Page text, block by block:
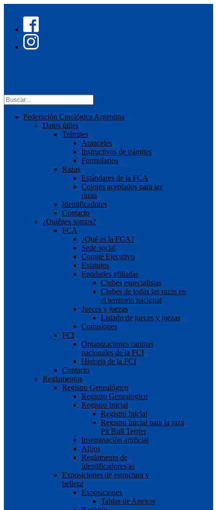
Federación Cinológica Argentina
Datos útiles
Trámites
Aranceles
Instructivos de trámites
Formularios
Razas
Estándares de la FCA
Colores aceptados para las
razas
Identificadores
Contacto
¿Quiénes somos?
FCA
¿Qué es la FCA?
Sede social
Comité Ejecutivo
Estatutos
Entidades afiliadas
Clubes especialistas
Clubes de todas las razas en
el territorio nacional
Jueces y juezas
Listado de jueces y juezas
Comisiones
FCI
Organizaciones caninas
nacionales de la FCI
Historia de la FCI
Contacto
Reglamentos
Registro Genealógico
Registro Genealogico
Registro Inicial
Registro Inicial
Registro Inicial para la raza
Pit Bull Terrier
Inseminación artificial
Afijos
Reglamento de
Identificadores/as
Exposiciones de estructura y
belleza
Exposiciones
Tablas de Anexos